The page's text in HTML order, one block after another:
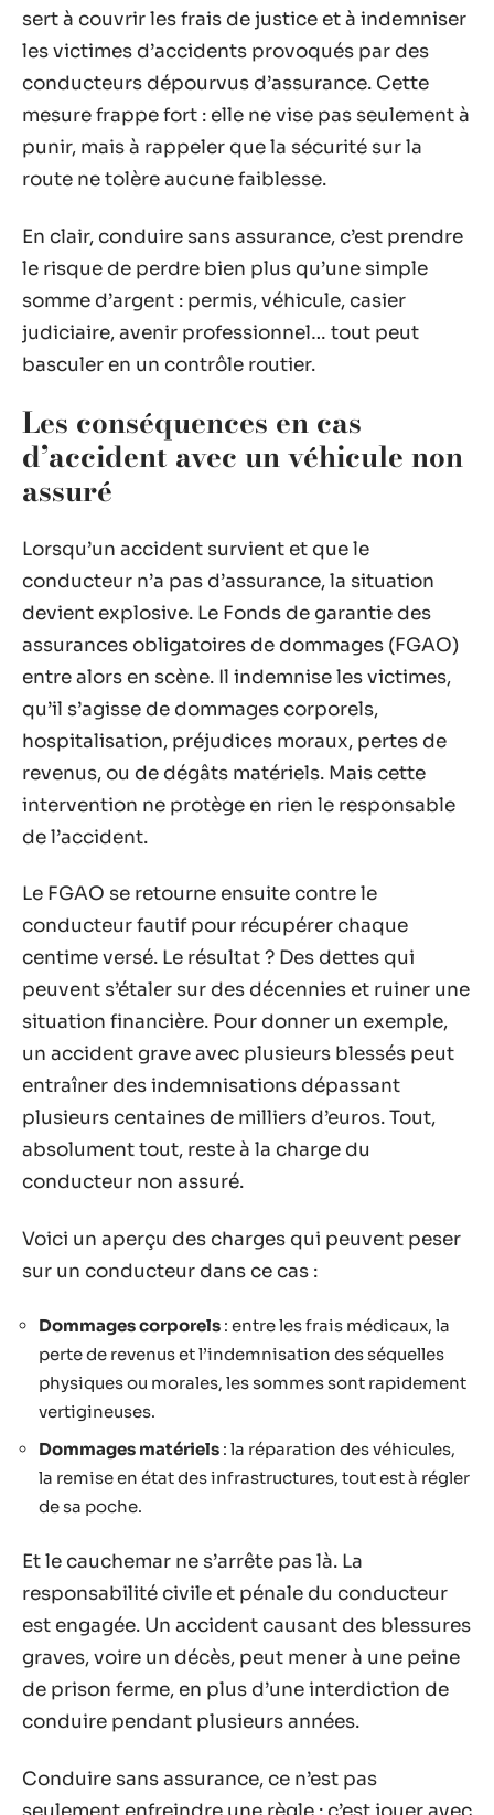
sert à couvrir les frais de justice et à indemniser
les victimes d’accidents provoqués par des
conducteurs dépourvus d’assurance. Cette
mesure frappe fort : elle ne vise pas seulement à
punir, mais à rappeler que la sécurité sur la
route ne tolère aucune faiblesse.
En clair, conduire sans assurance, c’est prendre
le risque de perdre bien plus qu’une simple
somme d’argent : permis, véhicule, casier
judiciaire, avenir professionnel… tout peut
basculer en un contrôle routier.
Les conséquences en cas
d’accident avec un véhicule non
assuré
Lorsqu’un accident survient et que le
conducteur n’a pas d’assurance, la situation
devient explosive. Le Fonds de garantie des
assurances obligatoires de dommages (FGAO)
entre alors en scène. Il indemnise les victimes,
qu’il s’agisse de dommages corporels,
hospitalisation, préjudices moraux, pertes de
revenus, ou de dégâts matériels. Mais cette
intervention ne protège en rien le responsable
de l’accident.
Le FGAO se retourne ensuite contre le
conducteur fautif pour récupérer chaque
centime versé. Le résultat ? Des dettes qui
peuvent s’étaler sur des décennies et ruiner une
situation financière. Pour donner un exemple,
un accident grave avec plusieurs blessés peut
entraîner des indemnisations dépassant
plusieurs centaines de milliers d’euros. Tout,
absolument tout, reste à la charge du
conducteur non assuré.
Voici un aperçu des charges qui peuvent peser
sur un conducteur dans ce cas :
Dommages corporels : entre les frais médicaux, la
perte de revenus et l’indemnisation des séquelles
physiques ou morales, les sommes sont rapidement
vertigineuses.
Dommages matériels : la réparation des véhicules,
la remise en état des infrastructures, tout est à régler
de sa poche.
Et le cauchemar ne s’arrête pas là. La
responsabilité civile et pénale du conducteur
est engagée. Un accident causant des blessures
graves, voire un décès, peut mener à une peine
de prison ferme, en plus d’une interdiction de
conduire pendant plusieurs années.
Conduire sans assurance, ce n’est pas